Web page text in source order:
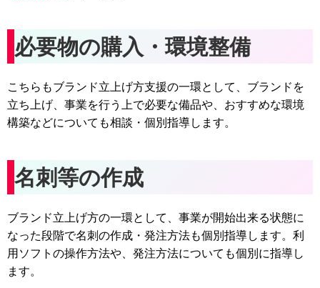
必要物の購入・環境整備
こちらもブランド立上げ方支援の一環として、ブランドを
立ち上げ、事業を行う上で必要な備品や、おすすめな環境
構築などについても相談・個別指導します。
名刺等の作成
ブランド立上げ方の一環として、事業が開始出来る状態に
なった段階で名刺の作成・発注方法も個別指導します。利
用ソフトの操作方法や、発注方法についても個別に指導し
ます。